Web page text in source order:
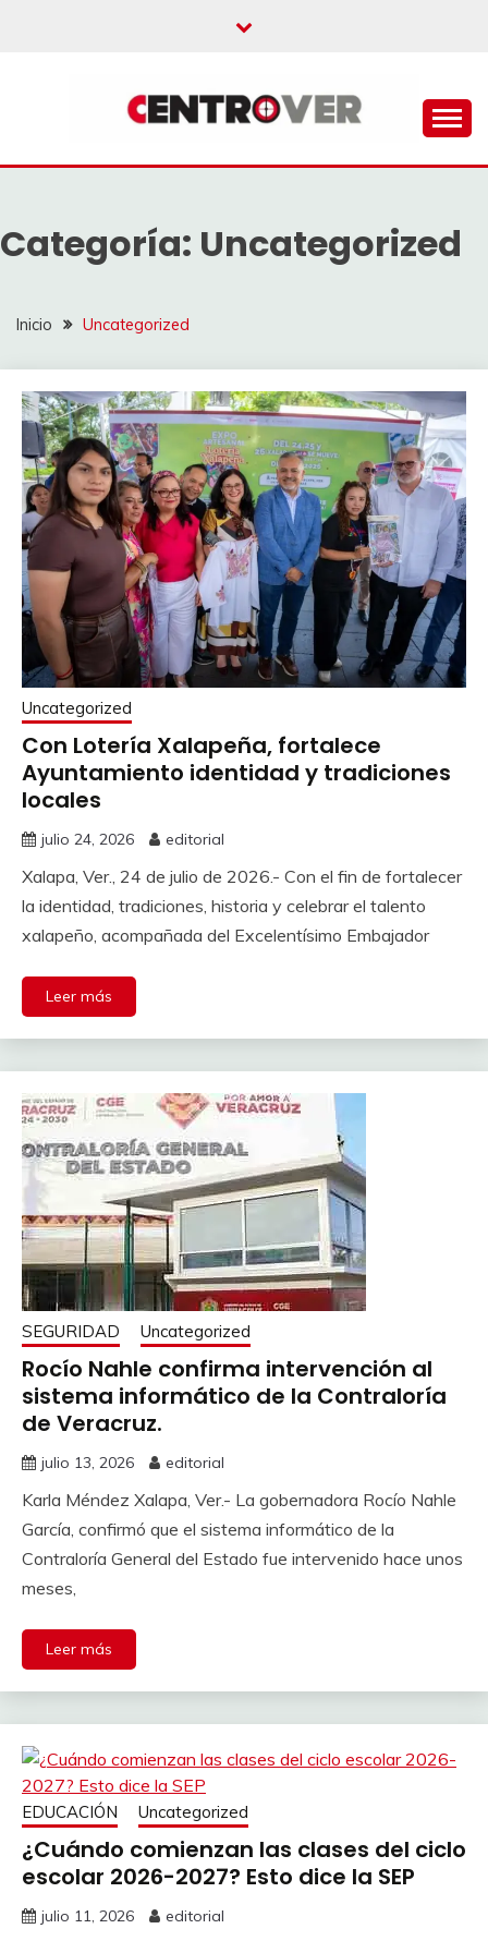
CENTROVER
NOTICIAS
Categoría: Uncategorized
Inicio Uncategorized
Uncategorized
Con Lotería Xalapeña, fortalece
Ayuntamiento identidad y tradiciones
locales
julio 24, 2026 editorial
Xalapa, Ver., 24 de julio de 2026.- Con el fin de fortalecer
la identidad, tradiciones, historia y celebrar el talento
xalapeño, acompañada del Excelentísimo Embajador
Leer más
SEGURIDAD Uncategorized
Rocío Nahle confirma intervención al
sistema informático de la Contraloría
de Veracruz.
julio 13, 2026 editorial
Karla Méndez Xalapa, Ver.- La gobernadora Rocío Nahle
García, confirmó que el sistema informático de la
Contraloría General del Estado fue intervenido hace unos
meses,
Leer más
EDUCACIÓN Uncategorized
¿Cuándo comienzan las clases del ciclo
escolar 2026-2027? Esto dice la SEP
julio 11, 2026 editorial